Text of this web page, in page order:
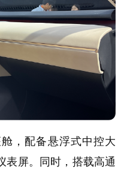
，配备悬浮式中控大
表屏。同时，搭载高通